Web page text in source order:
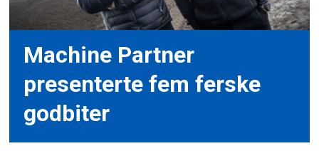
Machine Partner
presenterte fem ferske
godbiter